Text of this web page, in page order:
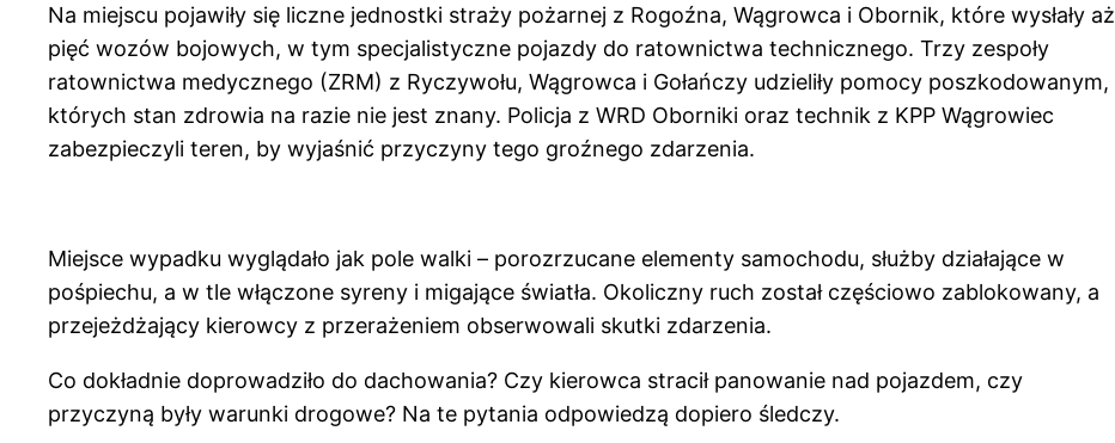
Na miejscu pojawiły się liczne jednostki straży pożarnej z Rogoźna, Wągrowca i Obornik, które wysłały aż
pięć wozów bojowych, w tym specjalistyczne pojazdy do ratownictwa technicznego. Trzy zespoły
ratownictwa medycznego (ZRM) z Ryczywołu, Wągrowca i Gołańczy udzieliły pomocy poszkodowanym,
których stan zdrowia na razie nie jest znany. Policja z WRD Oborniki oraz technik z KPP Wągrowiec
zabezpieczyli teren, by wyjaśnić przyczyny tego groźnego zdarzenia.
Miejsce wypadku wyglądało jak pole walki – porozrzucane elementy samochodu, służby działające w
pośpiechu, a w tle włączone syreny i migające światła. Okoliczny ruch został częściowo zablokowany, a
przejeżdżający kierowcy z przerażeniem obserwowali skutki zdarzenia.
Co dokładnie doprowadziło do dachowania? Czy kierowca stracił panowanie nad pojazdem, czy
przyczyną były warunki drogowe? Na te pytania odpowiedzą dopiero śledczy.